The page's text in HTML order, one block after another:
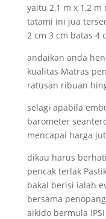
yaitu 2,1 m x 1,2
tatami ini jua
2 cm 3 cm batas 4
andaikan anda
kualitas Matras
ratusan ribuan
selagi apabila
barometer
mencapai harga
dikau harus
pencak terlak
bakal berisi ialah
bersama
aikido bermula